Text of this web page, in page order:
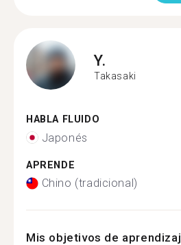
Y.
Takasaki
HABLA FLUIDO
Japonés
APRENDE
Chino (tradicional)
Mis objetivos de